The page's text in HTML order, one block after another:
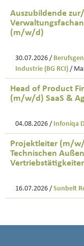
Auszubildende
(m/w/d)
30.07.2026 /
Industrie (BG RCI) /
Head of Product
(m/w/d) SaaS &
04.08.2026 / Infoniqa
Projektleiter (m/
Technischen
16.07.2026 / Sunbelt